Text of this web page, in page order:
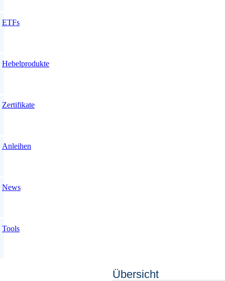
ETFs
Hebelprodukte
Zertifikate
Anleihen
News
Tools
Übersicht